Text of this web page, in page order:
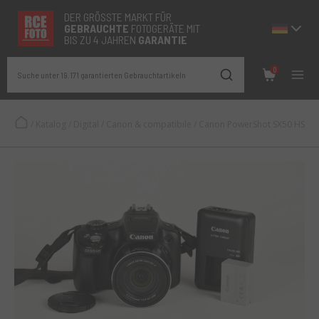
DER GRÖSSTE MARKT FÜR
GEBRAUCHTE FOTOGERÄTE MIT
BIS ZU 4 JAHREN GARANTIE
Suche unter 19.171 garantierten Gebrauchtartikeln
0